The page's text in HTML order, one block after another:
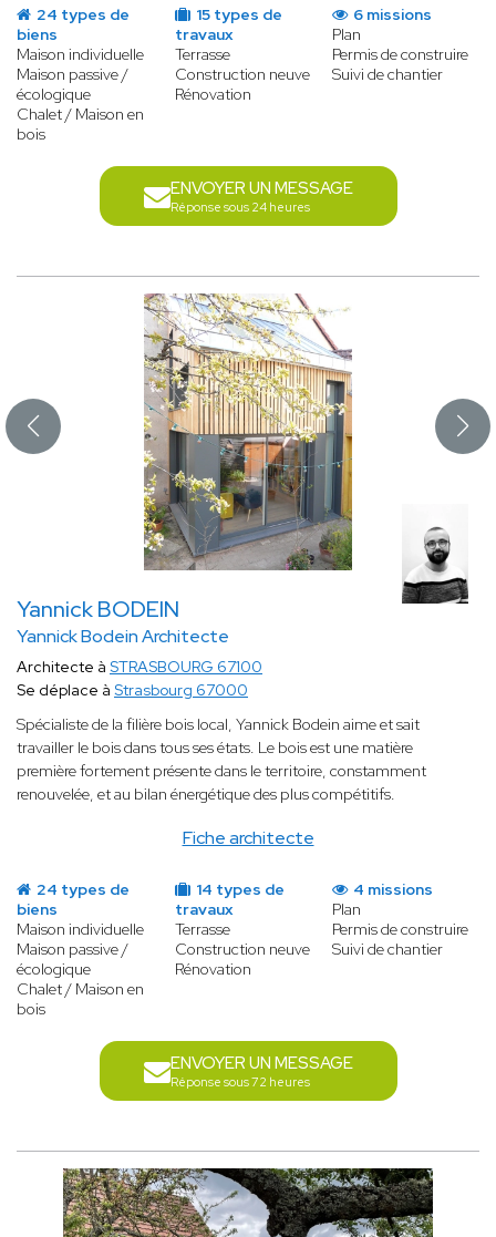
24 types de
biens
Maison individuelle
Maison passive /
écologique
Chalet / Maison en
bois
15 types de
travaux
Terrasse
Construction neuve
Rénovation
6 missions
Plan
Permis de construire
Suivi de chantier
ENVOYER UN MESSAGE
Réponse sous 24 heures
Yannick BODEIN
Yannick Bodein Architecte
Fiche architecte
Architecte à STRASBOURG 67100
Se déplace à Strasbourg 67000
Spécialiste de la filière bois local, Yannick Bodein aime et sait
travailler le bois dans tous ses états. Le bois est une matière
première fortement présente dans le territoire, constamment
renouvelée, et au bilan énergétique des plus compétitifs.
24 types de
biens
Maison individuelle
Maison passive /
écologique
Chalet / Maison en
bois
14 types de
travaux
Terrasse
Construction neuve
Rénovation
4 missions
Plan
Permis de construire
Suivi de chantier
ENVOYER UN MESSAGE
Réponse sous 72 heures